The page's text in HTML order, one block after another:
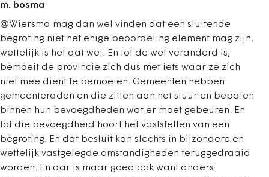
m. bosma
@Wiersma mag dan wel vinden dat een sluitende
begroting niet het enige beoordeling element mag zijn,
wettelijk is het dat wel. En tot de wet veranderd is,
bemoeit de provincie zich dus met iets waar ze zich
niet mee dient te bemoeien. Gemeenten hebben
gemeenteraden en die zitten aan het stuur en bepalen
binnen hun bevoegdheden wat er moet gebeuren. En
tot die bevoegdheid hoort het vaststellen van een
begroting. En dat besluit kan slechts in bijzondere en
wettelijk vastgelegde omstandigheden teruggedraaid
worden. En dar is maar goed ook want anders